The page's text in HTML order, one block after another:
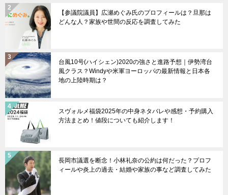
【参議院議員】広瀬めぐみ氏のプロフィールは？旦那は
どんな人？家族や世間の反応を調査してみた
台風10号(ハイシェン)2020の強さと進路予想｜伊勢湾台
風クラス？Windyや米軍ヨーロッパの最新情報と日本各
地の上陸時期は？
スヴォルメ福袋2025年の中身ネタバレや感想・予約購入
方法まとめ！値段についても紹介します！
長岡市議選を断念！小林礼奈の公約は何だった？プロフ
ィールや炎上の過去・結婚や家族の事など調査してみた